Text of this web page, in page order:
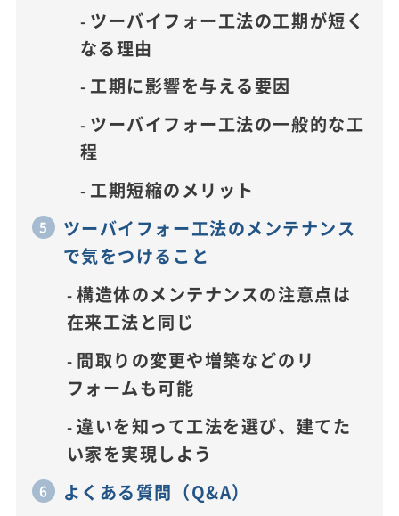
ツーバイフォー工法の工期が短く
なる理由
工期に影響を与える要因
ツーバイフォー工法の一般的な工
程
工期短縮のメリット
ツーバイフォー工法のメンテナンス
で気をつけること
構造体のメンテナンスの注意点は
在来工法と同じ
間取りの変更や増築などのリ
フォームも可能
違いを知って工法を選び、建てた
い家を実現しよう
よくある質問（Q&A）